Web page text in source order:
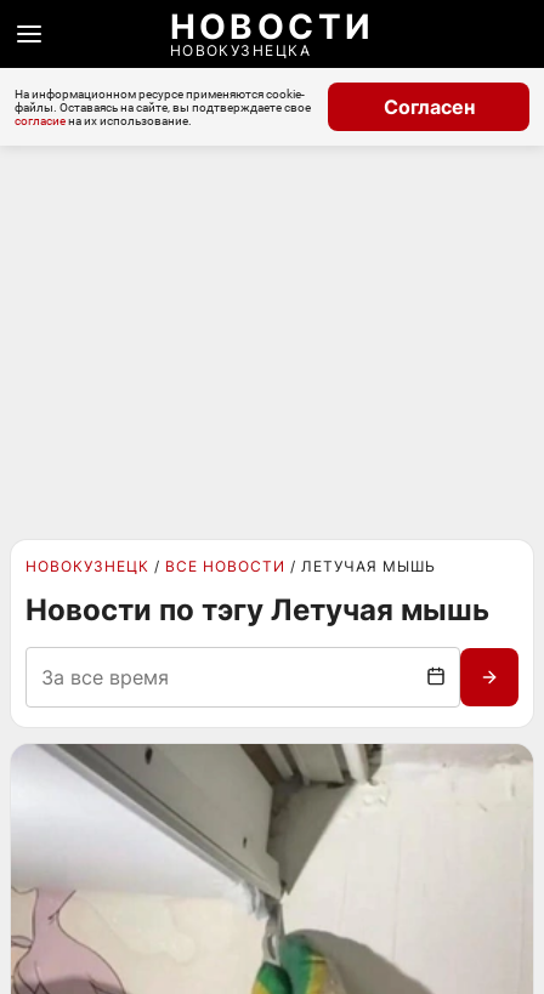
НОВОСТИ
НОВОКУЗНЕЦКА
На информационном ресурсе применяются cookie-
файлы. Оставаясь на сайте, вы подтверждаете свое
согласиена их использование.
Согласен
НОВОКУЗНЕЦК ВСЕ НОВОСТИ ЛЕТУЧАЯ МЫШЬ
Новости по тэгу Летучая мышь